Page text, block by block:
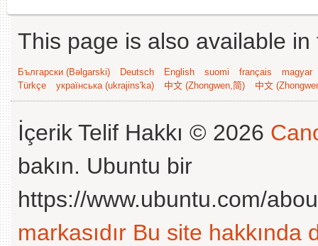
This page is also available
Български (Bəlgarski) Deutsch English suomi français
magyar
Türkçe
українська (ukrajins'ka) 中文 (Zhongwen,简) 中文
İçerik Telif Hakkı © 2026
bakın. Ubuntu bir
https://www.ubuntu.com/
markasıdır Bu site hakkında